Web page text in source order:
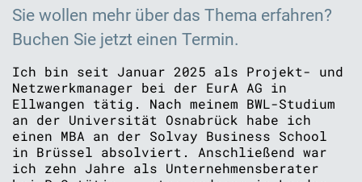
Sie wollen mehr über das Thema erfahren?
Buchen Sie jetzt einen Termin.
Ich bin seit Januar 2025 als Projekt- und
Netzwerkmanager bei der EurA AG in
Ellwangen tätig. Nach meinem BWL-Studium
an der Universität Osnabrück habe ich
einen MBA an der Solvay Business School
in Brüssel absolviert. Anschließend war
ich zehn Jahre als Unternehmensberater